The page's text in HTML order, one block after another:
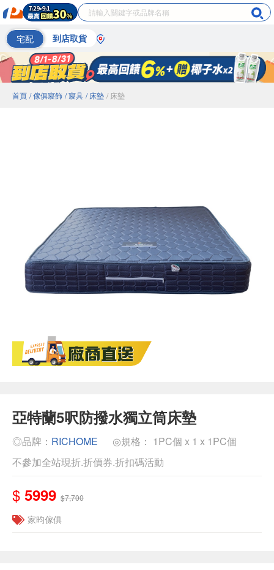
宅配 到店取貨
首頁 / 傢俱寢飾 / 寢具 / 床墊 / 床墊
亞特蘭5呎防撥水獨立筒床墊
◎品牌： RICHOME
◎規格： 1PC個 x 1 x 1PC個
不參加全站現折.折價券.折扣碼活動
$ 5999 $7,700
家昀傢俱